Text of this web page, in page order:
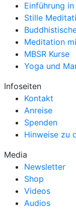
Einführung
Stille
Meditation
MBSR Kurse
Yoga und
Infoseiten
Kontakt
Anreise
Spenden
Hinweise zu
Media
Newsletter
Shop
Videos
Audios